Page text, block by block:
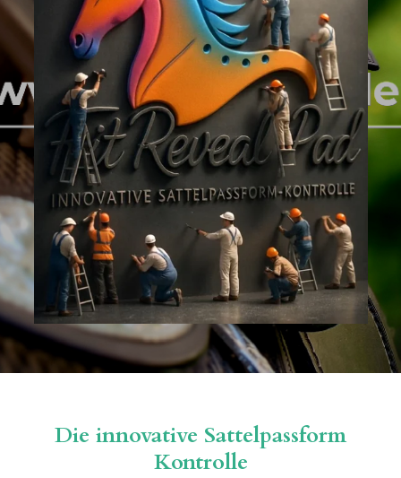
Die innovative Sattelpassform
Kontrolle